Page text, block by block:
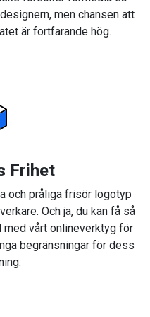
men chansen att
är fortfarande hög.
Frihet
och pråliga frisör logotyp
Och ja, du kan få så
vårt onlineverktyg för
begränsningar för dess